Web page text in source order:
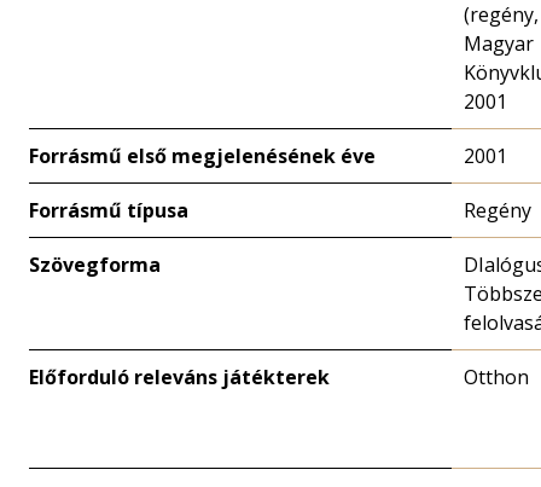
(regény,
Magyar
2001
Forrásmű első megjelenésének éve 2001
Forrásmű típusa Regény
Szövegforma
Előforduló releváns játékterek Otthon